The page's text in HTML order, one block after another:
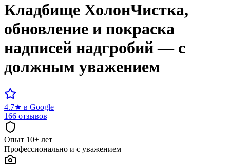
Кладбище ХолонЧистка,
обновление и покраска
надписей надгробий — с
должным уважением
4.7★ в Google
166 отзывов
Опыт 10+ лет
Профессионально и с уважением